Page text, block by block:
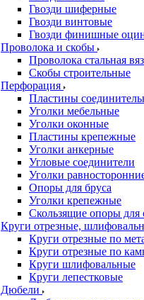
Гвозди шиферные
Гвозди винтовые
Гвозди финишные
Проволока и скобы
Проволока стальная
Скобы строительные
Перфорация
Пластины
Уголки мебельные
Уголки оконные
Пластины крепежные
Уголки анкерные
Угловые соединители
Уголки
Опоры для бруса
Уголки крепежные
Скользящие опоры для
Круги отрезные,
Круги отрезные по
Круги отрезные по
Круги шлифовальные
Круги лепестковые
Дюбели